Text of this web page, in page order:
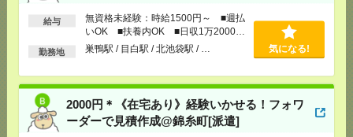
給与
無資格未経験：時給1500円～ ■週払
いOK ■扶養内OK ■日収1万2000円
以上
勤務地 巣鴨駅 / 目白駅 / 北池袋駅 / … 気になる!
2000円＊《在宅あり》経験いかせる！フォワ
ーダーで見積作成@錦糸町[派遣]
[給 与]時給2000円 月収例 320,000円
全額支給
[月収例]30万円～
[勤務地]錦糸町駅から徒歩5分
気になる！
1900円＊【医学関連の財団法人】英語あり！進行管
理＆部内サポート[派遣]